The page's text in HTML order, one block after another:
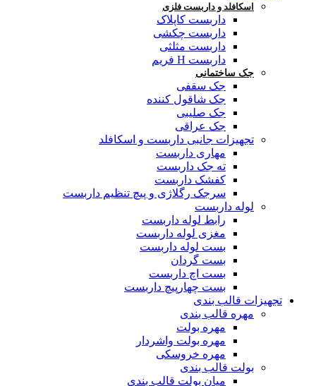
اسکافلد و داربست فلزی
داربست کاپلاک
داربست چکشی
داربست مثلثی
داربست H فریم
جک ساختمانی
جک سقفی
جک شاقول کننده
جک صلیبی
جک عراقی
تجهیزات جانبی داربست و اسکافلد
مهاری داربست
ته جک داربست
کفشک داربست
سرجک رگلاژی و پیچ تنظیم داربست
لوله داربست
رابط لوله داربست
مغزی لوله داربست
بست لوله داربست
بست گردان
بست اچ داربست
بست چهارپیچ داربست
تجهیزات قالب بندی
مهره قالب بندی
مهره بولت
مهره بولت واشردار
مهره خروسکی
بولت قالب بندی
میان بولت قالب بندی